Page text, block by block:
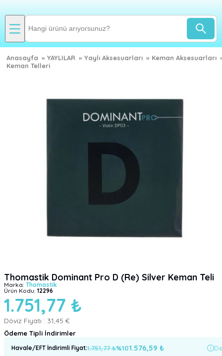
Anasayfa » YAYLILAR » Yaylı Aksesuarları » Keman Aksesuarları
Keman Telleri
Thomastik Dominant Pro D (Re) Silver Keman Teli
Marka: Thomastik
Ürün Kodu: 12296
1.751,77 ₺
Döviz Fiyatı : 31,45 €
Ödeme Tipli İndirimler
Havale/EFT İndirimli Fiyat:1.751,77₺%101.576,59 ₺